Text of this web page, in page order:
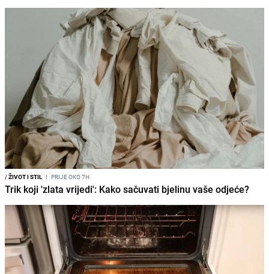
/ŽIVOT I STIL I PRIJE OKO 7H
Trik koji 'zlata vrijedi': Kako sačuvati bjelinu vaše odjeće?